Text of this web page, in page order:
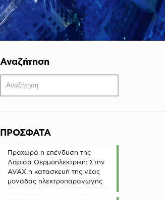
Αναζήτηση
ΠΡΟΣΦΑΤΑ
Προχωρά η επένδυση της
Λάρισα Θερμοηλεκτρική: Στην
AVAX η κατασκευή της νέας
μονάδας ηλεκτροπαραγωγής